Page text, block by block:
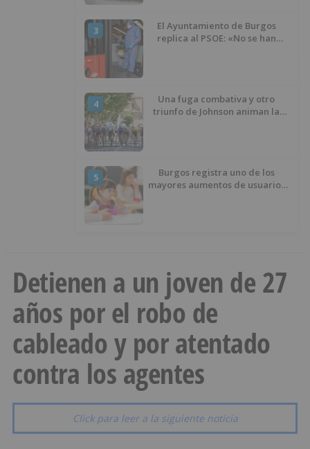
3
El Ayuntamiento de Burgos
replica al PSOE: «No se han
4
Una fuga combativa y otro
triunfo de Johnson animan la
5
Burgos registra uno de los
mayores aumentos de usuarios
Detienen a un joven de 27
años por el robo de
cableado y por atentado
contra los agentes
Click para leer a la siguiente noticia